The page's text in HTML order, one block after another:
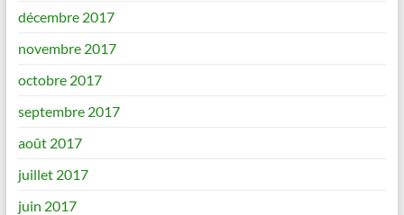
décembre 2017
novembre 2017
octobre 2017
septembre 2017
août 2017
juillet 2017
juin 2017